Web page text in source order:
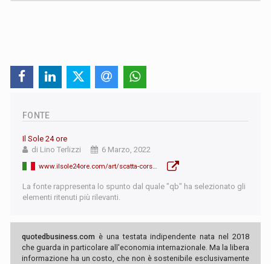
FONTE
Il Sole 24 ore
di Lino Terlizzi
6 Marzo, 2022
www.ilsole24ore.com/art/scatta-corsa-franco-svizzero-raggiunta-parita-l-euro-AE6NCvHB
La fonte rappresenta lo spunto dal quale "qb" ha selezionato gli
elementi ritenuti più rilevanti.
quotedbusiness.com è una testata indipendente nata nel 2018
che guarda in particolare all'economia internazionale. Ma la libera
informazione ha un costo, che non è sostenibile esclusivamente